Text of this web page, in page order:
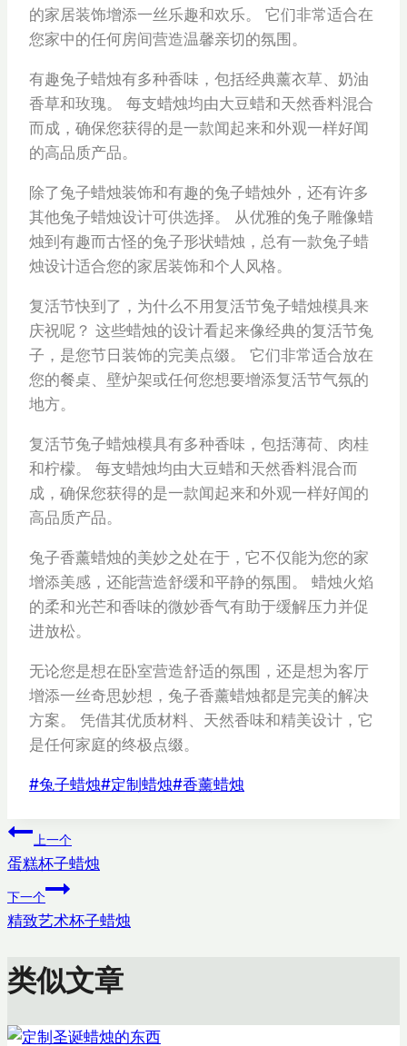
的家居装饰增添一丝乐趣和欢乐。 它们非常适合在
您家中的任何房间营造温馨亲切的氛围。
有趣兔子蜡烛有多种香味，包括经典薰衣草、奶油
香草和玫瑰。 每支蜡烛均由大豆蜡和天然香料混合
而成，确保您获得的是一款闻起来和外观一样好闻
的高品质产品。
除了兔子蜡烛装饰和有趣的兔子蜡烛外，还有许多
其他兔子蜡烛设计可供选择。 从优雅的兔子雕像蜡
烛到有趣而古怪的兔子形状蜡烛，总有一款兔子蜡
烛设计适合您的家居装饰和个人风格。
复活节快到了，为什么不用复活节兔子蜡烛模具来
庆祝呢？ 这些蜡烛的设计看起来像经典的复活节兔
子，是您节日装饰的完美点缀。 它们非常适合放在
您的餐桌、壁炉架或任何您想要增添复活节气氛的
地方。
复活节兔子蜡烛模具有多种香味，包括薄荷、肉桂
和柠檬。 每支蜡烛均由大豆蜡和天然香料混合而
成，确保您获得的是一款闻起来和外观一样好闻的
高品质产品。
兔子香薰蜡烛的美妙之处在于，它不仅能为您的家
增添美感，还能营造舒缓和平静的氛围。 蜡烛火焰
的柔和光芒和香味的微妙香气有助于缓解压力并促
进放松。
无论您是想在卧室营造舒适的氛围，还是想为客厅
增添一丝奇思妙想，兔子香薰蜡烛都是完美的解决
方案。 凭借其优质材料、天然香味和精美设计，它
是任何家庭的终极点缀。
文
标
签：
#兔子蜡烛#定制蜡烛#香薰蜡烛
文
章
导
航
上一个
蛋糕杯子蜡烛
下一个
精致艺术杯子蜡烛
类似文章